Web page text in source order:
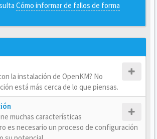
Cómo informar de fallos de forma
la instalación de OpenKM? No
está más cerca de lo que piensas.
muchas características
es necesario un proceso de configuración